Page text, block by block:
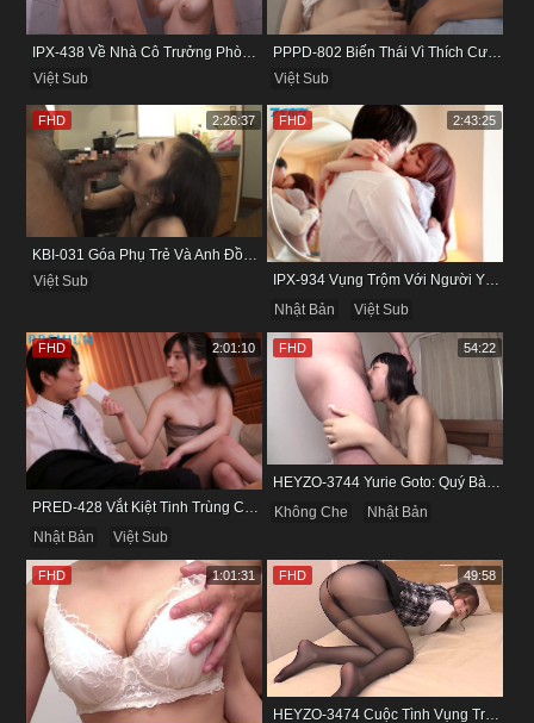
Việt Sub
Việt Sub
KBI-031 Góa Phụ Trẻ Và Anh Đồng Nghiệp Cũ
Việt Sub
FHD 2:26:37
IPX-934 Vụng Trộm Với Người Yêu Cũ Trong Khách Sạn
Nhật Bản
Việt Sub
FHD 2:43:25
PRED-428 Vắt Kiệt Tinh Trùng Của Bạn Trai Để Chừa Thói Lăng Nhăng
Nhật Bản
Việt Sub
FHD 2:01:10
HEYZO-3744 Yurie Goto: Quý Bà Dâm Phụ & Cơn Cuồng Si Mùi Buồi Khắm
Không Che
Nhật Bản
FHD 54:22
FHD 1:01:31 FHD 49:58